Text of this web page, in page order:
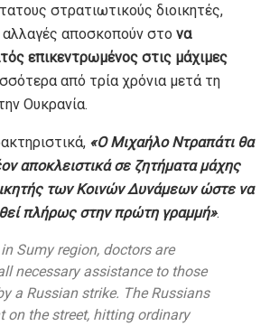
στρατιωτικούς διοικητές,
αλλαγές αποσκοπούν στο να
επικεντρωμένος στις μάχιμες
από τρία χρόνια μετά τη
Ουκρανία.
«Ο Μιχαήλο Ντραπάτι θα
αποκλειστικά σε ζητήματα μάχης
των Κοινών Δυνάμεων ώστε να
πλήρως στην πρώτη γραμμή».
Sumy region, doctors are
necessary assistance to those
a Russian strike. The Russians
on the street, hitting ordinary